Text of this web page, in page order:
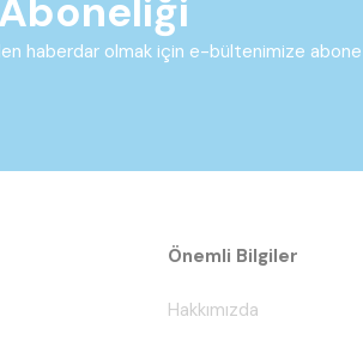
haberdar olmak için e-bültenimize abone
Önemli Bilgiler
Hakkımızda